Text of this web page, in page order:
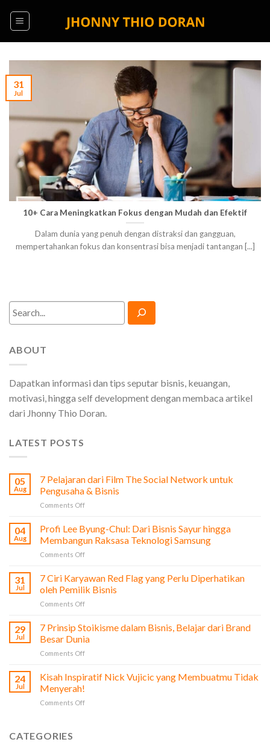
10+ Cara Meningkatkan Fokus dengan Mudah dan Efektif
Dalam dunia yang penuh dengan distraksi dan gangguan,
mempertahankan fokus dan konsentrasi bisa menjadi tantangan [...]
31
Jul
Search
ABOUT
Dapatkan informasi dan tips seputar bisnis, keuangan,
motivasi, hingga self development dengan membaca artikel
dari Jhonny Thio Doran.
LATEST POSTS
05
Aug
7 Pelajaran dari Film The Social Network untuk
Pengusaha & Bisnis
Comments Offon
Pelajaran
dari
Film
The
Network
untuk
04
Aug
Profi Lee Byung-Chul: Dari Bisnis Sayur hingga
Membangun Raksasa Teknologi Samsung
Comments Offon
Chul:
Dari
Sayur
Samsung
31
Jul
7 Ciri Karyawan Red Flag yang Perlu Diperhatikan
oleh Pemilik Bisnis
Comments Offon
Ciri
Red
Flag
Perlu
29
Jul
7 Prinsip Stoikisme dalam Bisnis, Belajar dari Brand
Besar Dunia
Comments Offon
Prinsip
Bisnis,
24
Jul
Kisah Inspiratif Nick Vujicic yang Membuatmu Tidak
Menyerah!
Comments Offon
CATEGORIES